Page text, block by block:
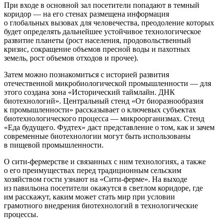
При входе в основной зал посетители попадают в темный
коридор — на его стенах размещена информация
о глобальных вызовах для человечества, преодоление которых
будет определять дальнейшее устойчивое технологическое
развитие планеты (рост населения, продовольственный
кризис, сокращение объемов пресной воды и пахотных
земель, рост объемов отходов и прочее).
Затем можно познакомиться с историей развития
отечественной микробиологической промышленности — для
этого создана зона «Исторический таймлайн. ДНК
биотехнологий». Центральный стенд «От биоразнообразия
к промышленности» рассказывает о ключевых субъектах
биотехнологического процесса — микроорганизмах. Стенд
«Еда будущего. Фудтех» даст представление о том, как и зачем
современные биотехнологии могут быть использованы
в пищевой промышленности.
О сити-фермерстве и связанных с ним технологиях, а также
о его преимуществах перед традиционным сельским
хозяйством гости узнают на «Сити-ферме». На выходе
из павильона посетители окажутся в светлом коридоре, где
им расскажут, каким может стать мир при условии
грамотного внедрения биотехнологий в технологические
процессы.